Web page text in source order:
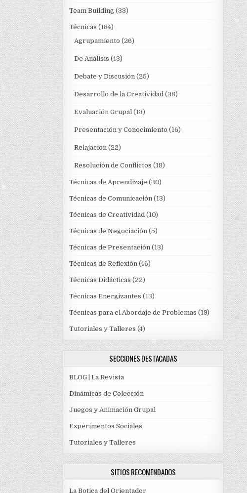
Team Building(33)
Técnicas (184)
Agrupamiento (26)
De Análisis (43)
Debate y Discusión(25)
Desarrollo de la Creatividad(38)
Evaluación Grupal(13)
Presentación y Conocimiento (16)
Relajación(22)
Resolución de Conflictos (18)
Técnicas de Aprendizaje (30)
Técnicas de Comunicación(13)
Técnicas de Creatividad(10)
Técnicas de Negociación(5)
Técnicas de Presentación(13)
Técnicas de Reflexión(46)
Técnicas Didácticas (22)
Técnicas Energizantes (13)
Técnicas para el Abordaje de Problemas (19)
Tutoriales y Talleres (4)
SECCIONES DESTACADAS
BLOG | La Revista
Dinámicas de Colección
Juegos y Animación Grupal
Experimentos Sociales
Tutoriales y Talleres
SITIOS RECOMENDADOS
La Botica del Orientador